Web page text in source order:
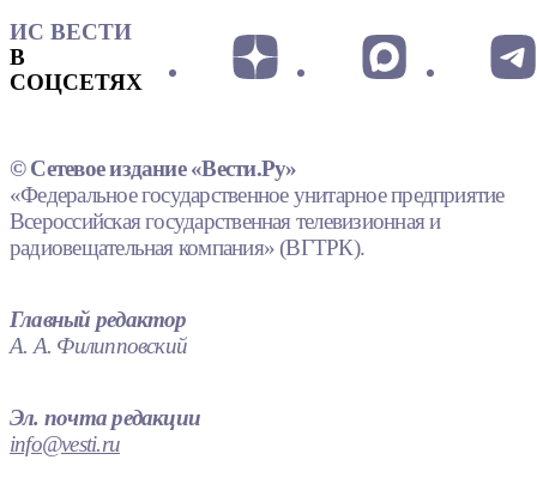
ИС ВЕСТИ
В
СОЦСЕТЯХ
© Сетевое издание «Вести.Ру»
«Федеральное государственное унитарное предприятие
Всероссийская государственная телевизионная и
радиовещательная компания» (ВГТРК).
Главный редактор
А. А. Филипповский
Эл. почта редакции
info@vesti.ru